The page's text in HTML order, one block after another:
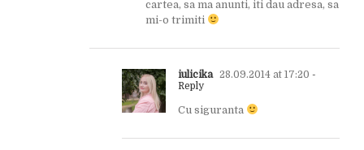
cartea, sa ma anunti, iti dau adresa, sa
mi-o trimiti
iulicika 28.09.2014 at 17:20 -
Reply
Cu siguranta